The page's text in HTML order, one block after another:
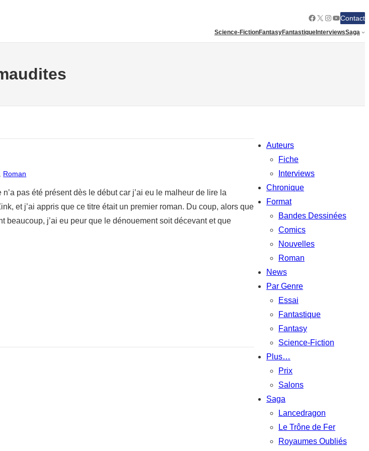
Facebook
X Instagram
YouTube
Contact
Science-FictionFantasyFantastiqueInterviewsSaga
Roman
n’a pas été présent dès le début car j’ai eu le malheur de lire la
et j’ai appris que ce titre était un premier roman. Du coup, alors que
beaucoup, j’ai eu peur que le dénouement soit décevant et que
Auteurs
Fiche
Interviews
Chronique
Format
Bandes Dessinées
Comics
Nouvelles
Roman
News
Par Genre
Essai
Fantastique
Fantasy
Science-Fiction
Plus…
Prix
Salons
Saga
Lancedragon
Le Trône de Fer
Royaumes Oubliés